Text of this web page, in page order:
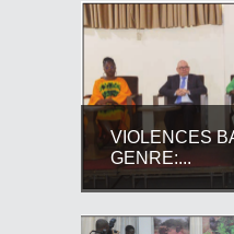
VIOLENCES
GENRE:...